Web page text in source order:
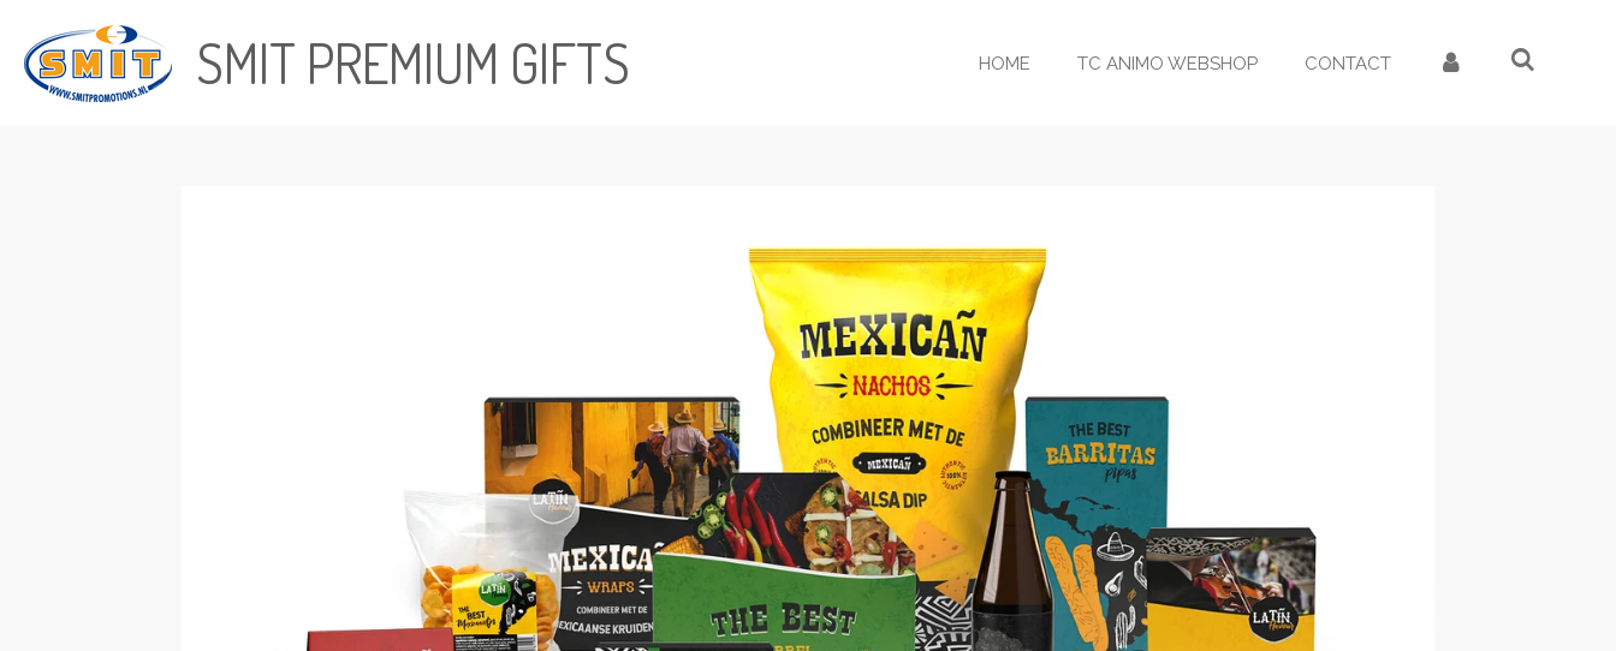
direct
naar
SMIT PREMIUM GIFTS HOME TC ANIMO WEBSHOP CONTACT